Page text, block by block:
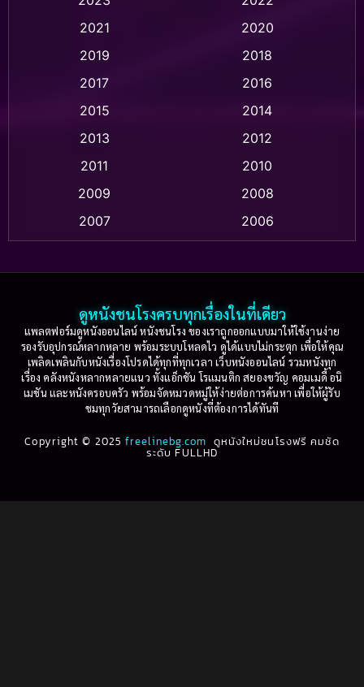
Animation แอนิเมชัน (1)
Animation แอนิเมชั่น (1)
Based on a True Story เรื่องจริง(36)
Based on Novel(16)
Betrayal(1)
Biography(3)
2021
2020
2019
2018
2017
2016
2015
2014
2013
2012
2011
2010
2009
2008
2007
2006
2003
2002
2001
2000
1999
1998
1997
1996
1995
1994
1993
1992
1991
1990
ดูหนังชนโรงครบทุกเรื่องในที่เดียว
แพลตฟอร์มดูหนังออนไลน์ หนังชนโรง ของเราถูกออกแบบมาให้ใช้งานง่าย
รองรับอุปกรณ์หลากหลาย พร้อมระบบโหลดไว ดูได้แบบไม่กระตุก เพื่อให้คุณ
เพลิดเพลินกับหนังเรื่องโปรดได้ทุกที่ทุกเวลา เว็บหนังออนไลน์ รวมหนังทุก
เรื่อง คลังหนังหลากหลายแนว ทั้งแอ็กชัน โรแมนติก สยองขวัญ คอมเมดี้ อนิ
เมชัน และหนังครอบครัว พร้อมจัดหมวดหมู่ให้ง่ายต่อการค้นหา เพื่อให้ผู้รับ
ชมทุกวัยสามารถเลือกดูหนังที่ต้องการได้ทันที
Copyright © 2025freelinebg.com ดูหนังใหม่ชนโรงฟรี คมชัด
ระดับ FULLHD